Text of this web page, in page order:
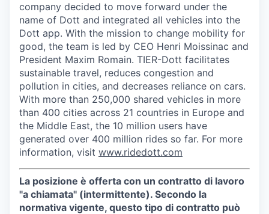
company decided to move forward under the
name of Dott and integrated all vehicles into the
Dott app. With the mission to change mobility for
good, the team is led by CEO Henri Moissinac and
President Maxim Romain. TIER-Dott facilitates
sustainable travel, reduces congestion and
pollution in cities, and decreases reliance on cars.
With more than 250,000 shared vehicles in more
than 400 cities across 21 countries in Europe and
the Middle East, the 10 million users have
generated over 400 million rides so far. For more
information, visit www.ridedott.com
La posizione è offerta con un contratto di lavoro
"a chiamata" (intermittente). Secondo la
normativa vigente, questo tipo di contratto può